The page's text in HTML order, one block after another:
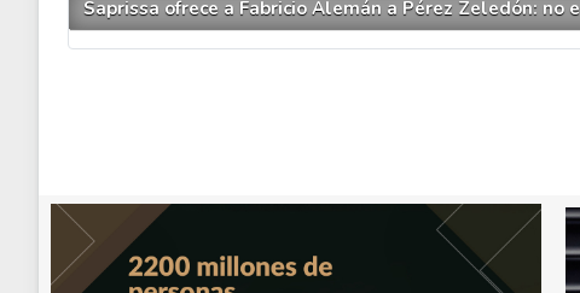
Saprissa ofrece a Fabricio Alemán a Pérez Zeledón: no